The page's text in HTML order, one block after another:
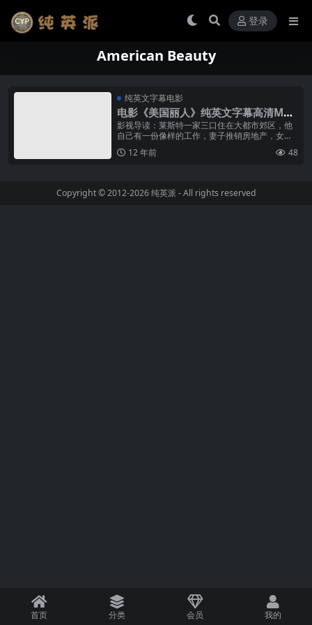
登录
American Beauty
纯英文字幕电影
电影《美国丽人》纯英文字幕高清MP4
下载
影视导读：莱斯特一家三口住在大都市郊区，他
自己有一份像样的工作，妻子推销房地产，女儿
在读中学，从表面上看，所谓“美国梦”一样不缺。
但撩开这层貌似完美的面纱，我们...
12 年前 48
Copyright © 2012-2026纯英派 - All rights reserved
首页 分类 会员 我的